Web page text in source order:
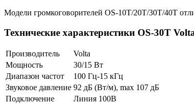
Модели громкоговорителей OS-10T/20T/30T/40T
Технические характеристики OS-30T
Производитель
Volta
Мощность
30/15 Вт
Диапазон частот
100 Гц-15 кГц
Звуковое давление 92 дБ (Вт/м), max 107 дБ
Подключение
Линия 100В